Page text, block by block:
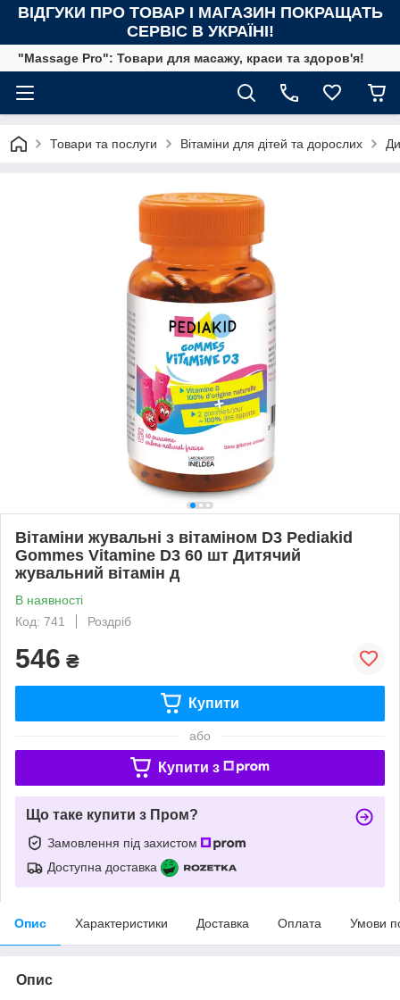
ВІДГУКИ ПРО ТОВАР І МАГАЗИН ПОКРАЩАТЬ
СЕРВІС В УКРАЇНІ!
"Massage Pro": Товари для масажу, краси та здоров'я!
Товари та послуги Вітаміни для дітей та дорослих
Вітаміни жувальні з вітаміном D3 Pediakid
Gommes Vitamine D3 60 шт Дитячий
жувальний вітамін д
В наявності
Код: 741
Роздріб
546 ₴
Купити
або
Купити з
Що таке купити з Пром?
Замовлення під захистом
Доступна доставка
Опис Характеристики Доставка Оплата Умови
Опис